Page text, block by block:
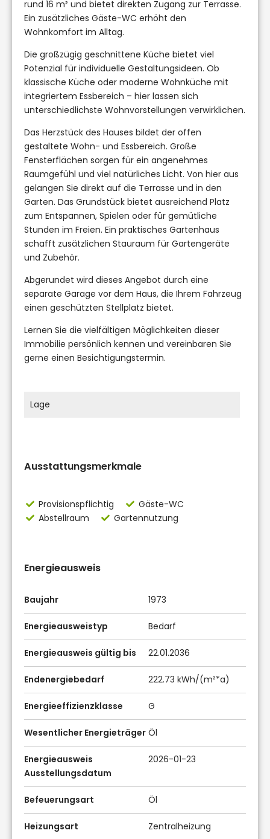
rund 16 m² und bietet direkten Zugang zur Terrasse.
Ein zusätzliches Gäste-WC erhöht den
Wohnkomfort im Alltag.
Die großzügig geschnittene Küche bietet viel
Potenzial für individuelle Gestaltungsideen. Ob
klassische Küche oder moderne Wohnküche mit
integriertem Essbereich – hier lassen sich
unterschiedlichste Wohnvorstellungen verwirklichen.
Das Herzstück des Hauses bildet der offen
gestaltete Wohn- und Essbereich. Große
Fensterflächen sorgen für ein angenehmes
Raumgefühl und viel natürliches Licht. Von hier aus
gelangen Sie direkt auf die Terrasse und in den
Garten. Das Grundstück bietet ausreichend Platz
zum Entspannen, Spielen oder für gemütliche
Stunden im Freien. Ein praktisches Gartenhaus
schafft zusätzlichen Stauraum für Gartengeräte
und Zubehör.
Abgerundet wird dieses Angebot durch eine
separate Garage vor dem Haus, die Ihrem Fahrzeug
einen geschützten Stellplatz bietet.
Lernen Sie die vielfältigen Möglichkeiten dieser
Immobilie persönlich kennen und vereinbaren Sie
gerne einen Besichtigungstermin.
Lage
Ausstattungsmerkmale
Provisionspflichtig
Gäste-WC
Abstellraum
Gartennutzung
Energieausweis
Baujahr 1973
Energieausweistyp Bedarf
Energieausweis gültig bis 22.01.2036
Endenergiebedarf 222.73 kWh/(m²*a)
Energieeffizienzklasse G
Wesentlicher Energieträger Öl
Energieausweis
Ausstellungsdatum
2026-01-23
Befeuerungsart Öl
Heizungsart Zentralheizung